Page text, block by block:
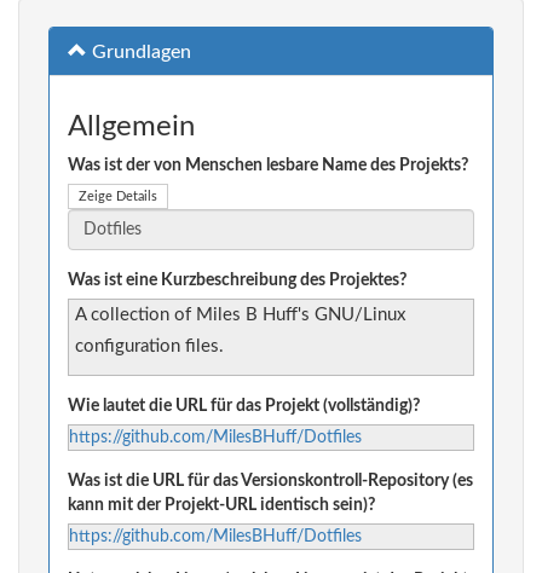
Grundlagen
Allgemein
Was ist der von Menschen lesbare Name des Projekts?
Zeige Details
Was ist eine Kurzbeschreibung des Projektes?
A collection of Miles B Huff's GNU/Linux
configuration files.
Wie lautet die URL für das Projekt (vollständig)?
https://github.com/MilesBHuff/Dotfiles
Was ist die URL für das Versionskontroll-Repository (es
kann mit der Projekt-URL identisch sein)?
https://github.com/MilesBHuff/Dotfiles